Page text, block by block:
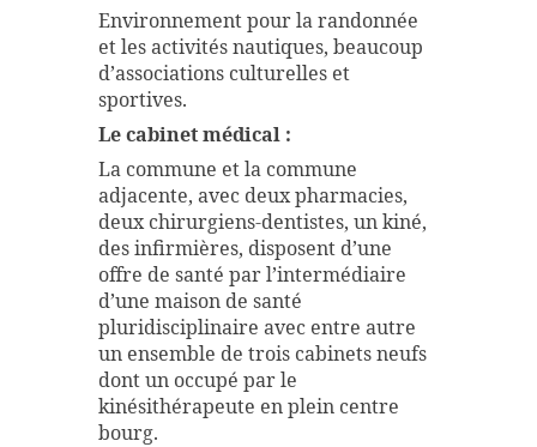
Environnement pour la randonnée
et les activités nautiques, beaucoup
d’associations culturelles et
sportives.
Le cabinet médical :
La commune et la commune
adjacente, avec deux pharmacies,
deux chirurgiens-dentistes, un kiné,
des infirmières, disposent d’une
offre de santé par l’intermédiaire
d’une maison de santé
pluridisciplinaire avec entre autre
un ensemble de trois cabinets neufs
dont un occupé par le
kinésithérapeute en plein centre
bourg.